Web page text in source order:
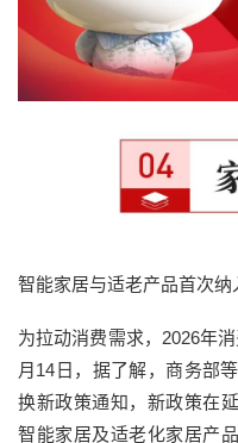
智能家居与适老产品首次纳
为拉动消费需求，2026年
月14日，据了解，商务部
换新政策通知，新政策在
智能家居及适老化家居产